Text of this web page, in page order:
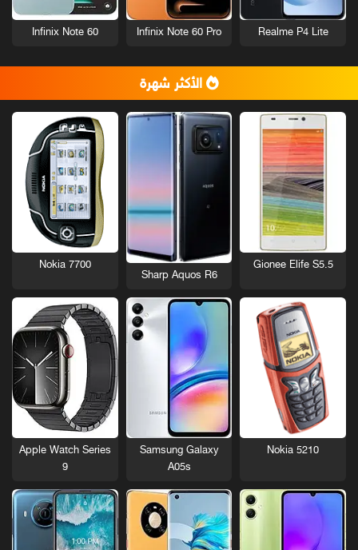
Realme P4 Lite
Infinix Note 60 Pro
Infinix Note 60
الأكثر شهرة
Gionee Elife S5.5
Sharp Aquos R6
Nokia 7700
Nokia 5210
Samsung Galaxy
A05s
Apple Watch Series
9